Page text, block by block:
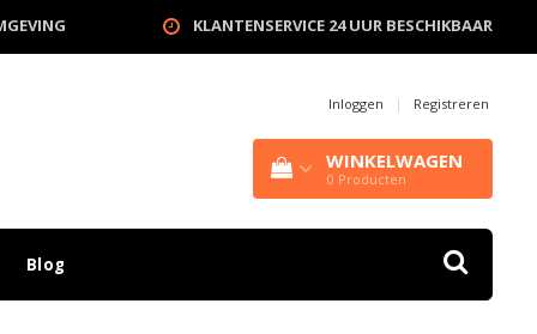
KLANTENSERVICE 24 UUR BESCHIKBAAR
Inloggen | Registreren
WINKELWAGEN
0 Producten
Blog